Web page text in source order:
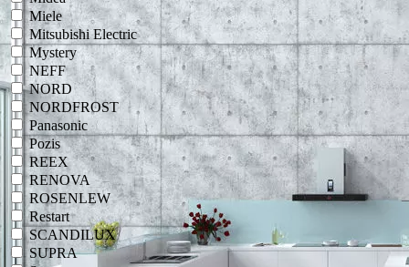
Miele
Mitsubishi Electric
Mystery
NEFF
NORD
NORDFROST
Panasonic
Pozis
REEX
RENOVA
ROSENLEW
Restart
SCANDILUX
SUPRA